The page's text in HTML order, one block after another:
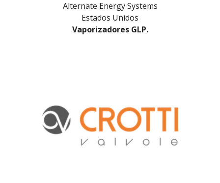
Alternate Energy Systems
Estados Unidos
Vaporizadores GLP.